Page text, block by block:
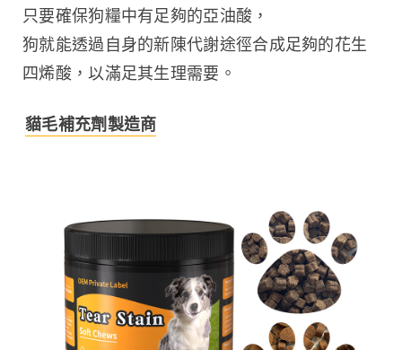
只要確保狗糧中有足夠的亞油酸，
狗就能透過自身的新陳代謝途徑合成足夠的花生
四烯酸，以滿足其生理需要。
貓毛補充劑製造商